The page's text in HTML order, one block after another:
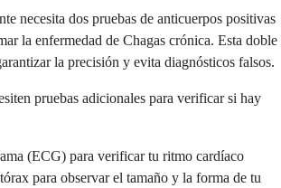
necesita dos pruebas de anticuerpos positivas
la enfermedad de Chagas crónica. Esta doble
la precisión y evita diagnósticos falsos.
pruebas adicionales para verificar si hay
(ECG) para verificar tu ritmo cardíaco
para observar el tamaño y la forma de tu